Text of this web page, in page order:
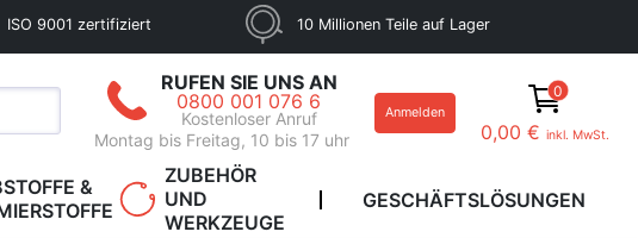
ISO 9001 zertifiziert 10 Millionen Teile auf Lager
RUFEN SIE UNS AN
0800 001 076 6
Kostenloser Anruf
Montag bis Freitag, 10 bis 17 uhr
Anmelden
0
0,00 € inkl. MwSt.
&
ZUBEHÖR
UND
WERKZEUGE
GESCHÄFTSLÖSUNGEN